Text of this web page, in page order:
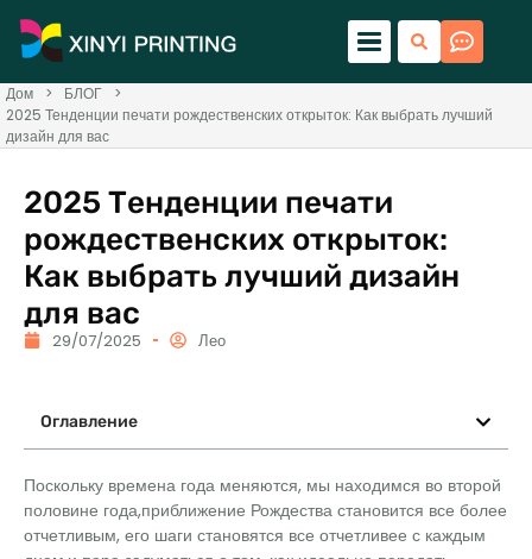
Дом > БЛОГ
>
2025 Тенденции печати рождественских открыток: Как выбрать лучший
дизайн для вас
2025 Тенденции печати
рождественских открыток:
Как выбрать лучший дизайн
для вас
29/07/2025 Лео
Оглавление
Поскольку времена года меняются, мы находимся во второй
половине года,приближение Рождества становится все более
отчетливым, его шаги становятся все отчетливее с каждым